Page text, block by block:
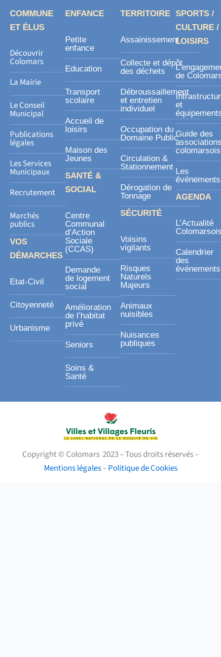
s
r
COMMUNE
ET ÉLUS
Découvrir
Colomars
La Mairie
Le Conseil
Municipal
Publications
légales
Les Services
Municipaux
Recrutement
Marchés
publics
VOS
DÉMARCHES
Etat-Civil
Citoyenneté
Urbanisme
ENFANCE
Petite
enfance
Education
Transport
scolaire
Accueil de
loisirs
Maison des
Jeunes
SANTÉ &
SOCIAL
Centre
Communal
d’Action
Sociale
(CCAS)
Demande
de logement
social
Amélioration
de l’habitat
privé
Seniors
Soins &
Santé
TERRITOIRE
Assainissement
Collecte et dépôt
des déchets
Débroussaillement
et entretien
individuel
Occupation du
Domaine Public
Circulation &
Stationnement
Dérogation de
Tonnage
SÉCURITÉ
Voisins
vigilants
Risques
Naturels
Majeurs
Animaux
nuisibles
Nuisances
publiques
SPORTS /
CULTURE /
LOISIRS
de
et
Guide des
Les
événements
AGENDA
L’Actualité
Calendrier
des
événements
Copyright © Colomars 2023 – Tous droits réservés –
Mentions légales–Politique de Cookies